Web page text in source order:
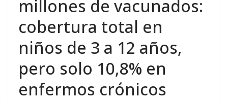
millones de vacunados:
cobertura total en
niños de 3 a 12 años,
pero solo 10,8% en
enfermos crónicos